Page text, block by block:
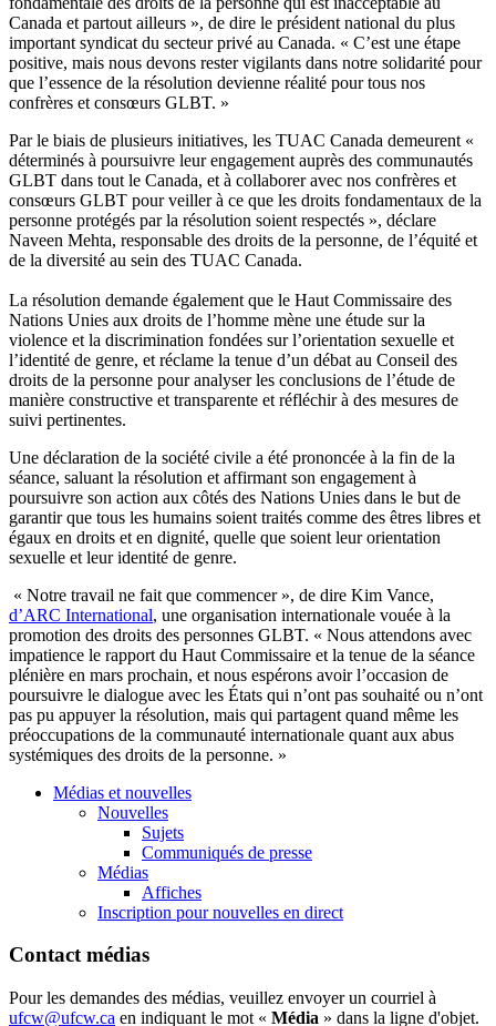
Canada et partout ailleurs », de dire le président national du plus
important syndicat du secteur privé au Canada. « C’est une étape
positive, mais nous devons rester vigilants dans notre solidarité pour
que l’essence de la résolution devienne réalité pour tous nos
confrères et consœurs GLBT. »
Par le biais de plusieurs initiatives, les TUAC Canada demeurent «
déterminés à poursuivre leur engagement auprès des communautés
GLBT dans tout le Canada, et à collaborer avec nos confrères et
consœurs GLBT pour veiller à ce que les droits fondamentaux de la
personne protégés par la résolution soient respectés », déclare
Naveen Mehta, responsable des droits de la personne, de l’équité et
de la diversité au sein des TUAC Canada.
La résolution demande également que le Haut Commissaire des
Nations Unies aux droits de l’homme mène une étude sur la
violence et la discrimination fondées sur l’orientation sexuelle et
l’identité de genre, et réclame la tenue d’un débat au Conseil des
droits de la personne pour analyser les conclusions de l’étude de
manière constructive et transparente et réfléchir à des mesures de
suivi pertinentes.
Une déclaration de la société civile a été prononcée à la fin de la
séance, saluant la résolution et affirmant son engagement à
poursuivre son action aux côtés des Nations Unies dans le but de
garantir que tous les humains soient traités comme des êtres libres et
égaux en droits et en dignité, quelle que soient leur orientation
sexuelle et leur identité de genre.
« Notre travail ne fait que commencer », de dire Kim Vance,
d’ARC International, une organisation internationale vouée à la
promotion des droits des personnes GLBT. « Nous attendons avec
impatience le rapport du Haut Commissaire et la tenue de la séance
plénière en mars prochain, et nous espérons avoir l’occasion de
poursuivre le dialogue avec les États qui n’ont pas souhaité ou n’ont
pas pu appuyer la résolution, mais qui partagent quand même les
préoccupations de la communauté internationale quant aux abus
systémiques des droits de la personne. »
Médias et nouvelles
Nouvelles
Sujets
Communiqués de presse
Médias
Affiches
Inscription pour nouvelles en direct
Contact médias
Pour les demandes des médias, veuillez envoyer un courriel à
ufcw@ufcw.ca en indiquant le mot « Média » dans la ligne d'objet.